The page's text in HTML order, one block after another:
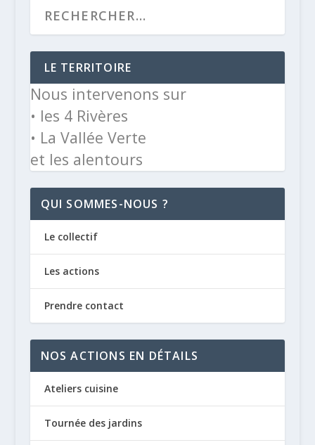
LE TERRITOIRE
Nous intervenons sur
• les 4 Rivères
• La Vallée Verte
et les alentours
QUI SOMMES-NOUS ?
Le collectif
Les actions
Prendre contact
NOS ACTIONS EN DÉTAILS
Ateliers cuisine
Tournée des jardins